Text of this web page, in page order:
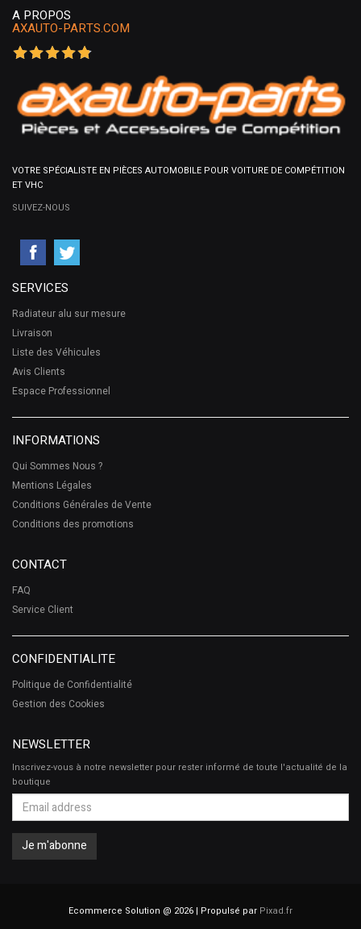
A PROPOS
AXAUTO-PARTS.COM
VOTRE SPÉCIALISTE EN PIÈCES AUTOMOBILE POUR VOITURE DE COMPÉTITION
ET VHC
SUIVEZ-NOUS
SERVICES
Radiateur alu sur mesure
Livraison
Liste des Véhicules
Avis Clients
Espace Professionnel
INFORMATIONS
Qui Sommes Nous ?
Mentions Légales
Conditions Générales de Vente
Conditions des promotions
CONTACT
FAQ
Service Client
CONFIDENTIALITE
Politique de Confidentialité
Gestion des Cookies
NEWSLETTER
Inscrivez-vous à notre newsletter pour rester informé de toute l'actualité de la
boutique
Ecommerce Solution @ 2026 | Propulsé par Pixad.fr